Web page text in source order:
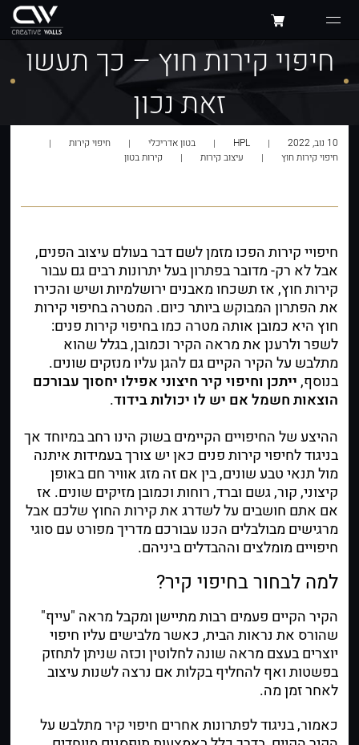
חיפוי קירות חוץ – כך תעשו
זאת נכון
10 נוב, 2022 HPL בטון אדריכלי
חיפוי קירות
חיפוי קירות חוץ
עיצוב קירות קירות בטון
חיפויי קירות הפכו מזמן לשם דבר בעולם עיצוב הפנים,
אבל לא רק- מדובר בפתרון בעל יתרונות רבים גם עבור
קירות חוץ, אז תשכחו מאבנים ירושלמיות ושיש והכירו
את הפתרון המבוקש ביותר כיום. המטרה בחיפוי קירות
חוץ היא כמובן אותה מטרה כמו בחיפוי קירות פנים:
לשפר ולרענן את מראה הקיר וכמובן, בגלל שהוא
מתלבש על הקיר הקיים גם להגן עליו מנזקים שונים.
בנוסף,ייתכן וחיפוי קיר חיצוני אפילו יחסוך עבורכם
הוצאות חשמל אם יש לו יכולות בידוד.
ההיצע של החיפויים הקיימים בשוק הינו רחב במיוחד אך
בניגודלחיפוי קירות פנים כאן יש צורך בעמידות איתנה
מול תנאי טבע שונים, בין אם זה מזג אוויר חם באופן
קיצוני, קור, גשם וברד, רוחות וכמובן מזיקים שונים. אז
אם אתם חושבים על לשדרג את קירות החוץ שלכם אבל
מרגישים מבולבלים הכנו עבורכם מדריך מפורט עם סוגי
חיפויים מומלצים וההבדלים ביניהם.
למה לבחור בחיפוי קיר?
הקיר הקיים פעמים רבות מתיישן ומקבל מראה "עייף"
שהורס את נראות הבית, כאשר מלבישים עליו חיפוי
יוצרים בעצם מראה שונה לחלוטין וכזה שניתן לתחזק
בפשטות ואף להחליף בקלות אם נרצה לשנות עיצוב
לאחר זמן מה.
כאמור, בניגוד לפתרונות אחרים חיפוי קיר מתלבש על